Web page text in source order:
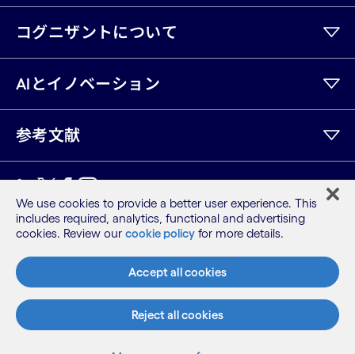
コグニザントについて
AIとイノベーション
参考文献
LinkedIn
Twitter
Facebook
Instagram
Youtube
サイトマップ
利用規約
プライバシーポリシー
Cookieポリシー
©2026 Cognizant, all rights reserved
We use cookies to provide a better user experience. This
includes required, analytics, functional and advertising
cookies. Review our cookie policy for more details.
Accept all cookies
Reject all cookies